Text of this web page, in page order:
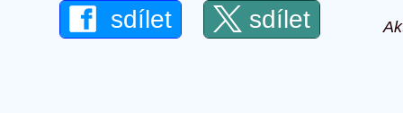
sdílet sdílet